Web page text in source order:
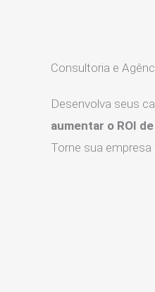
Consultoria e
Desenvolva seus
aumentar o ROI
Torne sua